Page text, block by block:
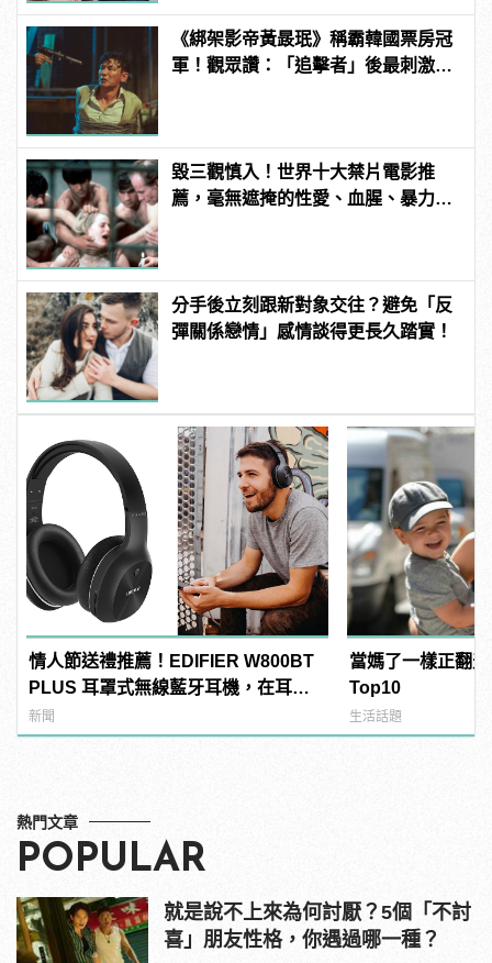
《綁架影帝黃晸珉》稱霸韓國票房冠
軍！觀眾讚：「追擊者」後最刺激的
毀三觀慎入！世界十大禁片電影推
薦，毫無遮掩的性愛、血腥、暴力、
分手後立刻跟新對象交往？避免「反
彈關係戀情」感情談得更長久踏實！
情人節送禮推薦！EDIFIER W800BT
PLUS 耳罩式無線藍牙耳機，在耳邊
傾訴甜言蜜語
新聞
當媽了一樣正翻
Top10
生活話題
熱門文章
POPULAR
就是說不上來為何討厭？5個「不討
喜」朋友性格，你遇過哪一種？